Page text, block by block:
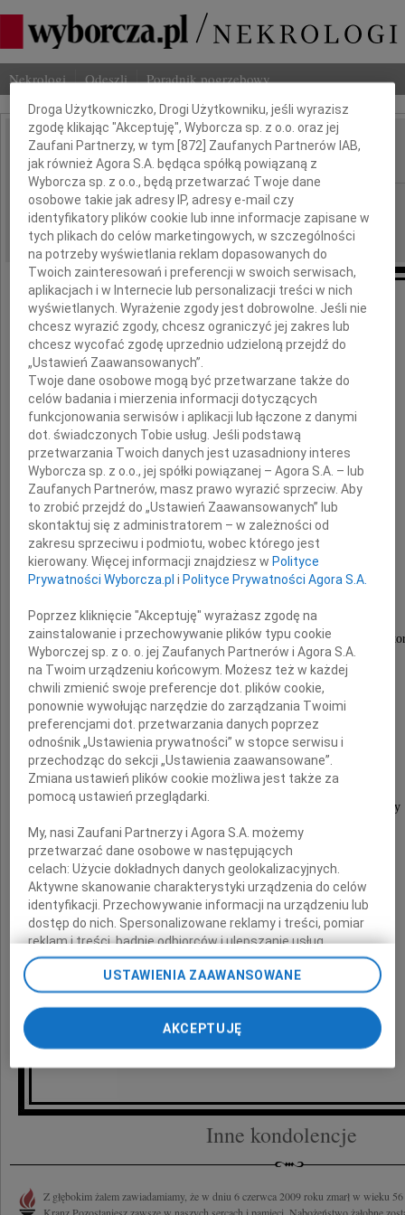
Nekrologi Odeszli Poradnik pogrzebowy
IMIĘ I NAZWISKO: Bogusław Kranz
REGION: Warszawa
DATA EMISJI: 09.06.2009
W dniu 6 czerwca 2009 roku
zmarł
Bogusław Kranz
długoletni członek Automobilklubu Polski,
były zawodnik rajdowy,
działacz Komisji Caravaningowej,
sędzia sportu samochodowego Polskiego Związku
Drogiej Koleżance
Bożenie
wyrazy głębokiego współczucia i słowa otuchy
z powodu śmierci
Męża
składają
Prezes, Zarząd, pracownicy i działacze
Zarządu Okręgowego
Polskiego Związku Motorowego
Inne kondolencje
Z głębokim żalem zawiadamiamy, że w dniu 6 czerwca 2009 roku zmarł w wieku
Dbamy o Twoją prywatność
Droga Użytkowniczko, Drogi Użytkowniku, jeśli wyrazisz
zgodę klikając "Akceptuję", Wyborcza sp. z o.o. oraz jej
Zaufani Partnerzy, w tym [872 ] Zaufanych Partnerów IAB,
jak również Agora S.A. będąca spółką powiązaną z
Wyborcza sp. z o.o., będą przetwarzać Twoje dane
osobowe takie jak adresy IP, adresy e-mail czy
identyfikatory plików cookie lub inne informacje zapisane w
tych plikach do celów marketingowych, w szczególności
na potrzeby wyświetlania reklam dopasowanych do
Twoich zainteresowań i preferencji w swoich serwisach,
aplikacjach i w Internecie lub personalizacji treści w nich
wyświetlanych. Wyrażenie zgody jest dobrowolne. Jeśli nie
chcesz wyrazić zgody, chcesz ograniczyć jej zakres lub
chcesz wycofać zgodę uprzednio udzieloną przejdź do
„Ustawień Zaawansowanych”.
Twoje dane osobowe mogą być przetwarzane także do
celów badania i mierzenia informacji dotyczących
funkcjonowania serwisów i aplikacji lub łączone z danymi
dot. świadczonych Tobie usług. Jeśli podstawą
przetwarzania Twoich danych jest uzasadniony interes
Wyborcza sp. z o.o., jej spółki powiązanej – Agora S.A. – lub
Zaufanych Partnerów, masz prawo wyrazić sprzeciw. Aby
to zrobić przejdź do „Ustawień Zaawansowanych” lub
skontaktuj się z administratorem – w zależności od
zakresu sprzeciwu i podmiotu, wobec którego jest
kierowany. Więcej informacji znajdziesz w Polityce
Prywatności Wyborcza.pl i Polityce Prywatności Agora S.A.
Poprzez kliknięcie "Akceptuję" wyrażasz zgodę na
zainstalowanie i przechowywanie plików typu cookie
Wyborczej sp. z o. o. jej Zaufanych Partnerów i Agora S.A.
na Twoim urządzeniu końcowym. Możesz też w każdej
chwili zmienić swoje preferencje dot. plików cookie,
ponownie wywołując narzędzie do zarządzania Twoimi
preferencjami dot. przetwarzania danych poprzez
odnośnik „Ustawienia prywatności” w stopce serwisu i
przechodząc do sekcji „Ustawienia zaawansowane”.
Zmiana ustawień plików cookie możliwa jest także za
pomocą ustawień przeglądarki.
My, nasi Zaufani Partnerzy i Agora S.A. możemy
przetwarzać dane osobowe w następujących
celach:Użycie dokładnych danych geolokalizacyjnych.
Aktywne skanowanie charakterystyki urządzenia do celów
identyfikacji. Przechowywanie informacji na urządzeniu lub
dostęp do nich. Spersonalizowane reklamy i treści, pomiar
reklam i treści, badnie odbiorców i ulepszanie usług.
Lista Zaufanych Partnerów
USTAWIENIA ZAAWANSOWANE
AKCEPTUJĘ